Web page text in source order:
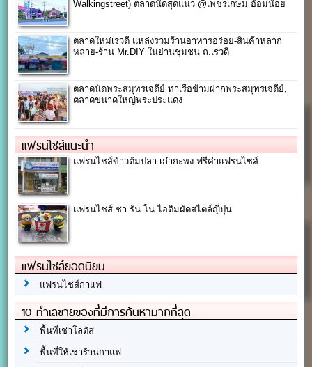
Walkingstreet) ตลาดนัดสุดแนว @เพชรเกษม อ้อมน้อย
ตลาดใหม่เรวดี แหล่งรวมร้านอาหารอร่อย-สินค้าหลาก
หลาย-ร้าน Mr.DIY ในย่านชุมชน ถ.เรวดี
ตลาดนัดพระสมุทรเจดีย์ ท่าเรือข้ามฝากพระสมุทรเจดีย์,
ตลาดขนาดใหญ่พระประแดง
แฟรนไชส์แนะนำ
แฟรนไชส์ข้าวต้มปลา เก๋ากะพง ฟรีค่าแฟรนไชส์
แฟรนไชส์ ซา-รัน-โน ไอติมผัดสไตล์ญี่ปุ่น
แฟรนไชส์ยอดนิยม
แฟรนไชส์กาแฟ
10 ทำเลขายของที่มีการค้นหามากที่สุด
พื้นที่เช่าโลตัส
พื้นที่ให้เช่าร้านกาแฟ